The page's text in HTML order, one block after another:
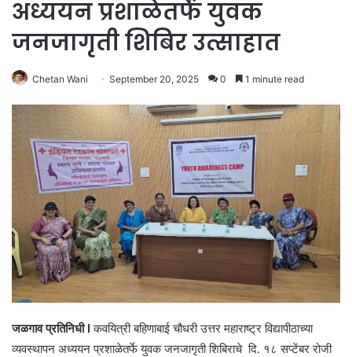
अध्ययन प्रशाळेतर्फे युवक
जनजागृती शिबिर उत्साहात
Chetan Wani September 20, 2025 0 1 minute read
जळगाव प्रतिनिधी I कवयित्री बहिणाबाई चौधरी उत्तर महाराष्ट्र विद्यापीठाच्या
व्यवस्थापन अध्ययन प्रशाळेतर्फे युवक जनजागृती शिबिराचे दि. १८ सप्टेंबर रोजी